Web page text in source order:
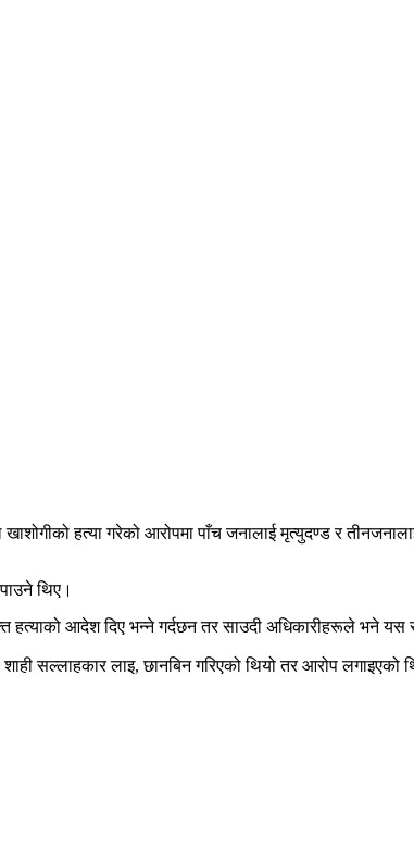
हत्या गरेको आरोपमा पाँच जनालाई मृत्युदण्ड र
थिए।
हत्याको आदेश दिए भन्ने गर्दछन तर साउदी अधिकारीहरूले भने
सल्लाहकार लाइ, छानबिन गरिएको थियो तर आरोप लगाइएको